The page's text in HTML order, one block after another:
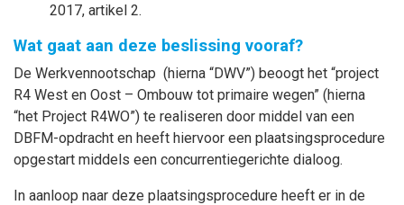
2017, artikel 2.
Wat gaat aan deze beslissing vooraf?
De Werkvennootschap (hierna “DWV”) beoogt het “project
R4 West en Oost – Ombouw tot primaire wegen” (hierna
“het Project R4WO”) te realiseren door middel van een
DBFM-opdracht en heeft hiervoor een plaatsingsprocedure
opgestart middels een concurrentiegerichte dialoog.
In aanloop naar deze plaatsingsprocedure heeft er in de